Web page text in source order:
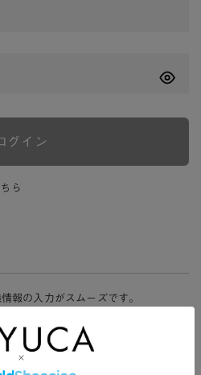
グイン
ら
報の入力がスムーズです。
ます。